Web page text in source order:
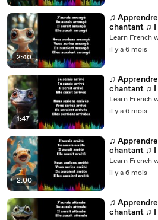
2:40
♫
chantant ♫ I ARRANGER I
Learn French
il y a 6 mois
1:47
♫
chantant ♫ I ARRIVER I Conditionnel
Passé_
Learn French
il y a 6 mois
2:00
♫
chantant ♫ I ARRÊTER I Conditionnel
Passé_
Learn French
il y a 6 mois
♫
chantant ♫ I ATTENDRE I Conditionnel